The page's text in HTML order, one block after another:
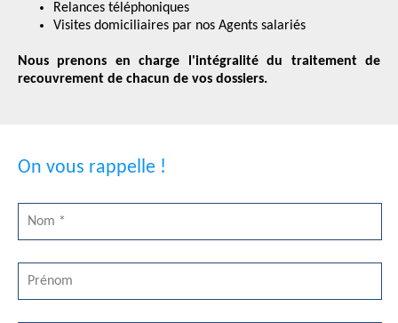
Relances téléphoniques
Visites domiciliaires par nos Agents salariés
Nous prenons en charge l'intégralité du traitement de
recouvrement de chacun de vos dossiers.
On vous rappelle !